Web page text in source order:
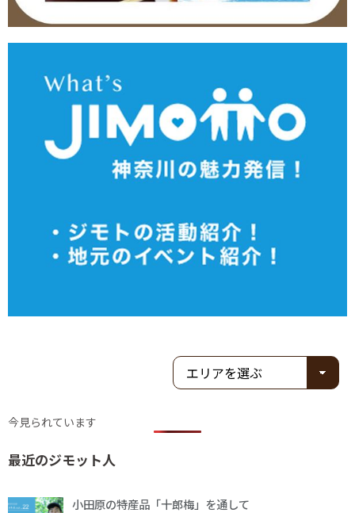
今見られています
最近のジモット人
小田原の特産品「十郎梅」を通して